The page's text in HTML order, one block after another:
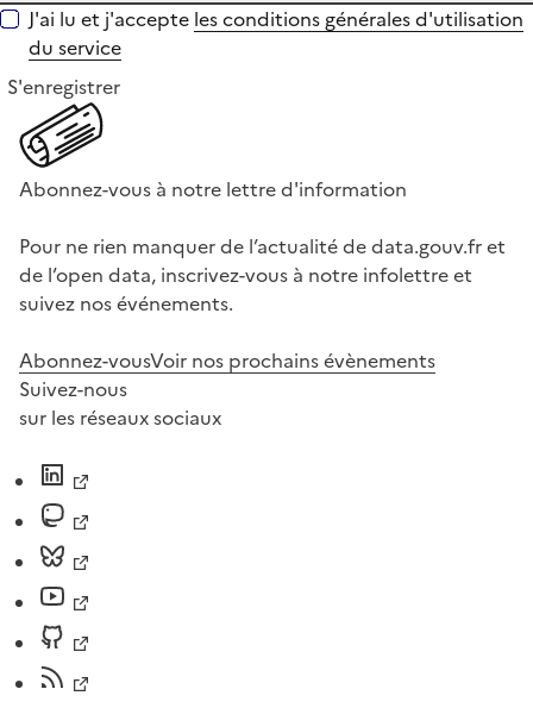
J'ai lu et j'accepte les conditions générales d'utilisation
du service
S'enregistrer
Abonnez-vous à notre lettre d'information
Pour ne rien manquer de l’actualité de data.gouv.fr et
de l’open data, inscrivez-vous à notre infolettre et
suivez nos événements.
Abonnez-vousVoir nos prochains évènements
Suivez-nous
sur les réseaux sociaux